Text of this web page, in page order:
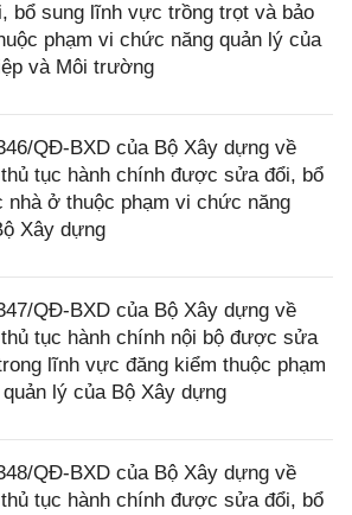
bổ sung lĩnh vực trồng trọt và bảo
phạm vi chức năng quản lý của
và Môi trường
QĐ-BXD của Bộ Xây dựng về
tục hành chính được sửa đổi, bổ
nhà ở thuộc phạm vi chức năng
Xây dựng
QĐ-BXD của Bộ Xây dựng về
tục hành chính nội bộ được sửa
lĩnh vực đăng kiểm thuộc phạm
lý của Bộ Xây dựng
QĐ-BXD của Bộ Xây dựng về
tục hành chính được sửa đổi, bổ